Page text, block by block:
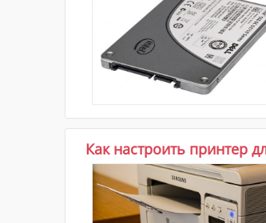
Как настроить принтер